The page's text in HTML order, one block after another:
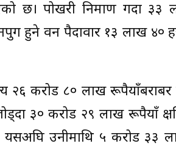
छ। पोखरी निर्माण गर्दा
हुने वन पैदावार १३ लाख ४०
२६ करोड ८० लाख रूपैयाँबराबर
३० करोड २९ लाख रूपैयाँ
यसअघि उनीमाथि ५ करोड ३३